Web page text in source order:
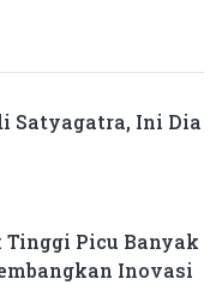
Satyagatra, Ini Dia
Picu Banyak
Inovasi